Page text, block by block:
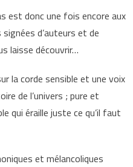
est donc une fois encore aux
d’auteurs et de
laisse découvrir…
la corde sensible et une voix
de l’univers ; pure et
qui éraille juste ce qu’il faut
et mélancoliques